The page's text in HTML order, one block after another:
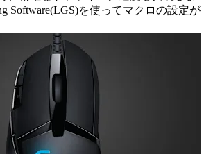
Software(LGS)を使ってマクロの設定が